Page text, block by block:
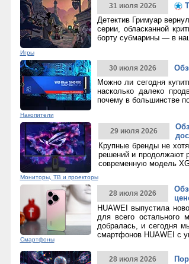
Игры
31 июля 2026
Детектив Гримуар
серии, обласканной
борту субмарины — в
Накопители
30 июля 2026
Можно ли сегодня
насколько далеко
почему в большинстве
Мониторы, ТВ и проекторы
29 июля 2026
Крупные бренды не
решений и продолжают
современную модель
Смартфоны
28 июля 2026
HUAWEI выпустила
для всего остального
добралась, и сегодня
смартфонов HUAWEI с
28 июля 2026